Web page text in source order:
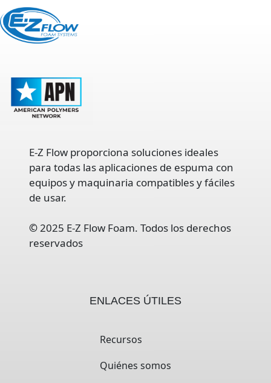
E-Z Flow proporciona soluciones ideales
para todas las aplicaciones de espuma con
equipos y maquinaria compatibles y fáciles
de usar.
© 2025 E-Z Flow Foam. Todos los derechos
reservados
ENLACES ÚTILES
Recursos
Quiénes somos